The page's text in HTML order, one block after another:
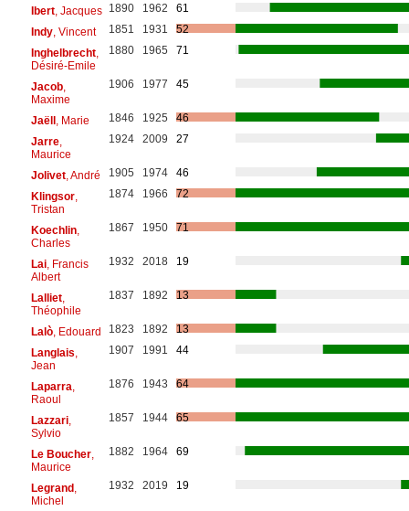
Ibert, Jacques 1890 1962
61
Indy, Vincent 1851 1931
52
Inghelbrecht,
Désiré-Emile
1880 1965 71
Jacob,
Maxime
1906 1977 45
Jaëll, Marie 1846 1925
46
Jarre,
Maurice
1924 2009 27
Jolivet, André 1905 1974
46
Klingsor,
Tristan
1874 1966 72
Koechlin,
Charles
1867 1950 71
Lai, Francis
Albert
1932 2018 19
Lalliet,
Théophile
1837 1892 13
Lalò, Edouard 1823 1892
13
Langlais
Jean
1907 1991 44
Laparra
Raoul
1876 1943 64
Lazzari,
Sylvio
1857 1944 65
Le Boucher,
Maurice
1882 1964 69
Legrand,
Michel
1932 2019 19